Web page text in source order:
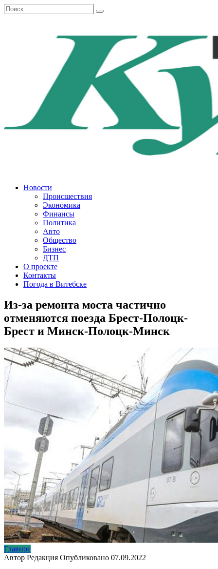
Перейти
к
Search
for:
Новости
Происшествия
Экономика
Финансы
Политика
Авто
Общество
Бизнес
ДТП
О проекте
Контакты
Погода в Витебске
Из-за ремонта моста частично
отменяются поезда Брест-Полоцк-
Брест и Минск-Полоцк-Минск
Главное
Автор Редакция Опубликовано 07.09.2022